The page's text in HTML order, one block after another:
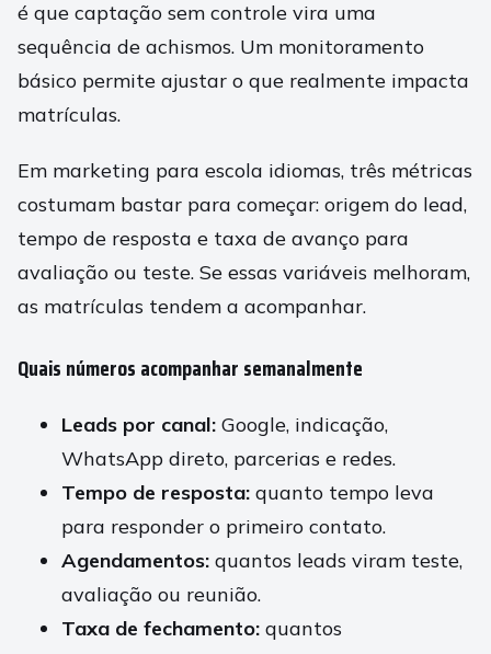
é que captação sem controle vira uma
sequência de achismos. Um monitoramento
básico permite ajustar o que realmente impacta
matrículas.
Em marketing para escola idiomas, três métricas
costumam bastar para começar: origem do lead,
tempo de resposta e taxa de avanço para
avaliação ou teste. Se essas variáveis melhoram,
as matrículas tendem a acompanhar.
Quais números acompanhar semanalmente
Leads por canal: Google, indicação,
WhatsApp direto, parcerias e redes.
Tempo de resposta: quanto tempo leva
para responder o primeiro contato.
Agendamentos: quantos leads viram teste,
avaliação ou reunião.
Taxa de fechamento: quantos